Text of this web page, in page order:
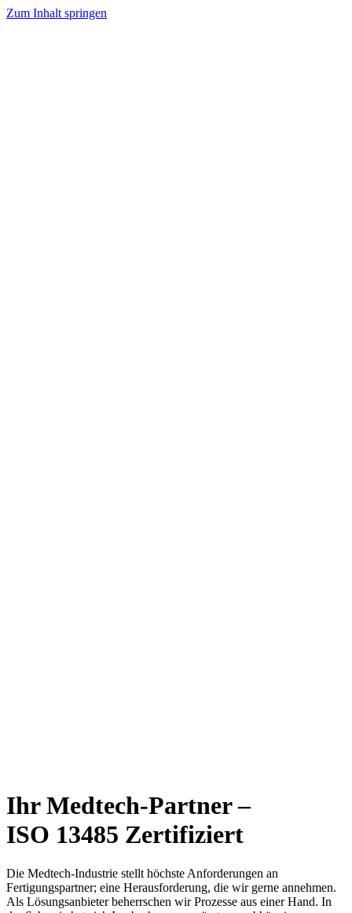
Zum Inhalt springen
Ihr Medtech-Partner –
ISO 13485 Zertifiziert
Die Medtech-Industrie stellt höchste Anforderungen an
Fertigungspartner; eine Herausforderung, die wir gerne annehmen.
Als Lösungsanbieter beherrschen wir Prozesse aus einer Hand. In